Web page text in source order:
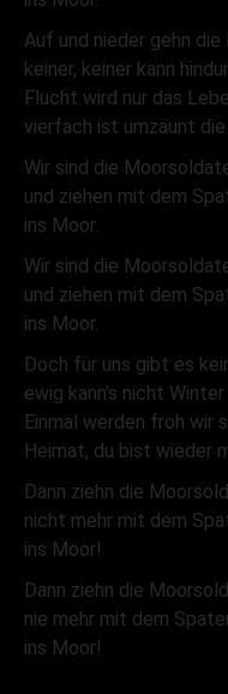
Auf und nieder gehn die
keiner, keiner kann
Flucht wird nur das
vierfach ist umzäunt die
Wir sind die
und ziehen mit dem
ins Moor.
Wir sind die
und ziehen mit dem
ins Moor.
Doch für uns gibt es
ewig kann's nicht Winter
Einmal werden froh wir
Heimat, du bist wieder
Dann ziehn die
nicht mehr mit dem
ins Moor!
Dann ziehn die
nie mehr mit dem
ins Moor!